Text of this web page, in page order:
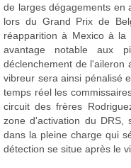
de larges dégagements en
lors du Grand Prix de
réapparition à Mexico à
avantage notable aux
déclenchement de l'aileron
vibreur sera ainsi pénalisé
temps réel les
circuit des frères
zone d'activation du DRS,
dans la pleine charge qui
détection se situe après le